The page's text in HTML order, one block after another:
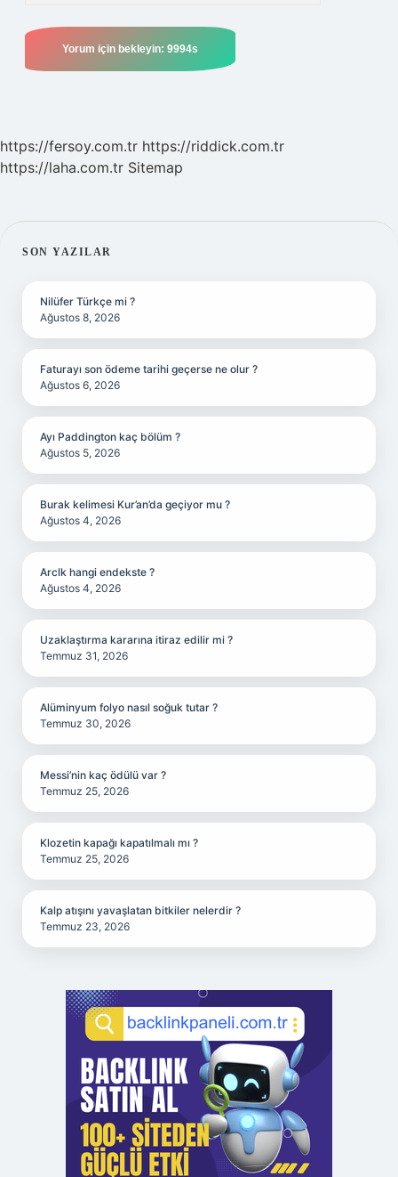
https://fersoy.com.tr https://riddick.com.tr
https://laha.com.tr Sitemap
SIDEBAR
SON YAZILAR
Nilüfer Türkçe mi ?
Ağustos 8, 2026
Faturayı son ödeme tarihi geçerse ne olur ?
Ağustos 6, 2026
Ayı Paddington kaç bölüm ?
Ağustos 5, 2026
Burak kelimesi Kur’an’da geçiyor mu ?
Ağustos 4, 2026
Arclk hangi endekste ?
Ağustos 4, 2026
Uzaklaştırma kararına itiraz edilir mi ?
Temmuz 31, 2026
Alüminyum folyo nasıl soğuk tutar ?
Temmuz 30, 2026
Messi’nin kaç ödülü var ?
Temmuz 25, 2026
Klozetin kapağı kapatılmalı mı ?
Temmuz 25, 2026
Kalp atışını yavaşlatan bitkiler nelerdir ?
Temmuz 23, 2026